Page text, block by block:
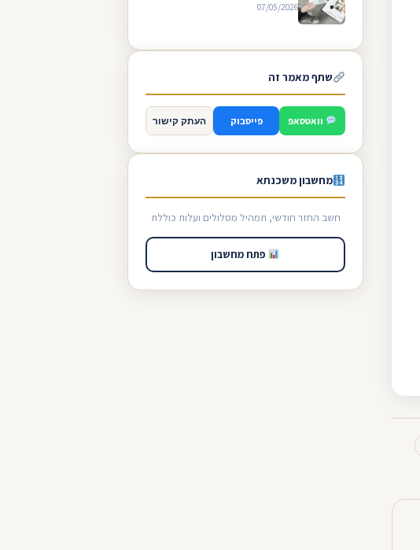
07/05/2026
שתף מאמר זה
וואטסאפ פייסבוק העתק קישור
מחשבון משכנתא
חשב החזר חודשי, תמהיל מסלולים ועלות כוללת
פתח מחשבון